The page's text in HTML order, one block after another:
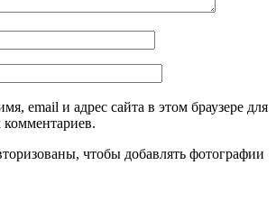
email и адрес сайта в этом браузере для
чтобы добавлять фотографии